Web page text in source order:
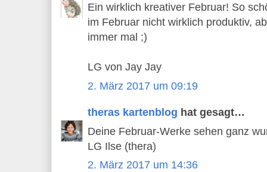
Ein wirklich kreativer Februar! So
im Februar nicht wirklich produktiv,
immer mal ;)
LG von Jay Jay
2. März 2017 um 09:19
theras kartenblog hat gesagt…
Deine Februar-Werke sehen ganz
LG Ilse (thera)
2. März 2017 um 14:36